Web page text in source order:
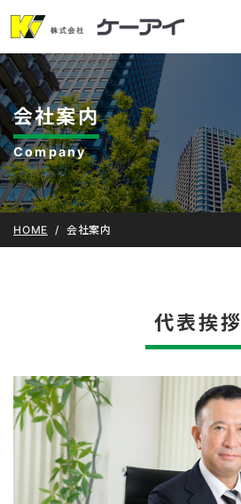
会社案内
Company
HOME 会社案内
代表挨拶